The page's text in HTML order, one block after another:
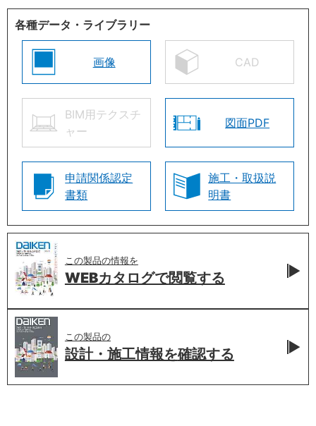
各種データ・ライブラリー
画像 CAD
BIM用テクスチ
ャー
図面PDF
申請関係認定
書類
施工・取扱説
明書
この製品の情報を
WEBカタログで閲覧する
この製品の
設計・施工情報を確認する